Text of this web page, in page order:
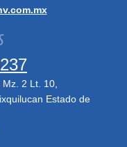
2 Lt. 10,
Estado de